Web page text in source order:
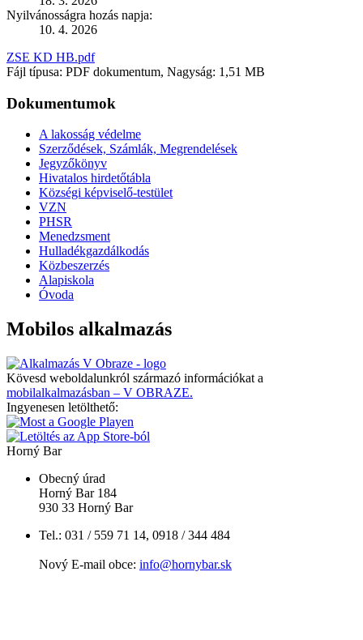
Nyilvánosságra hozás napja:
10. 4. 2026
ZSE KD HB.pdf
Fájl típusa: PDF dokumentum, Nagyság: 1,51 MB
Dokumentumok
A lakosság védelme
Szerződések, Számlák, Megrendelések
Jegyzőkönyv
Hivatalos hirdetőtábla
Községi képviselő-testület
VZN
PHSR
Menedzsment
Hulladékgazdálkodás
Közbeszerzés
Alapiskola
Óvoda
Mobilos alkalmazás
Kövesd weboldalunkról származó információkat a
mobilalkalmazásban – V OBRAZE.
Ingyenesen letölthető:
Horný Bar
Obecný úrad
Horný Bar 184
930 33 Horný Bar
Tel.: 031 / 559 71 14, 0918 / 344 484
Nový E-mail obce: info@hornybar.sk